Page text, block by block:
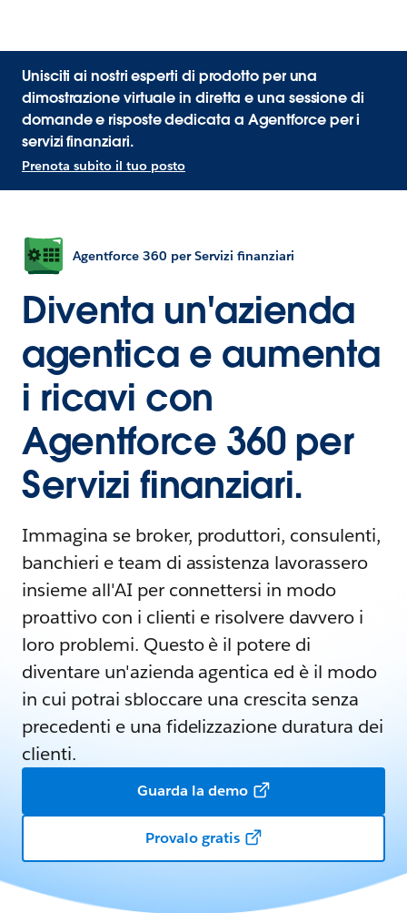
Unisciti ai nostri esperti di prodotto per una
dimostrazione virtuale in diretta e una sessione di
domande e risposte dedicata a Agentforce per i
servizi finanziari.
Prenota subito il tuo posto
Agentforce 360 per Servizi finanziari
Diventa un'azienda
agentica e aumenta
i ricavi con
Agentforce 360 per
Servizi finanziari.
Immagina se broker, produttori, consulenti,
banchieri e team di assistenza lavorassero
insieme all'AI per connettersi in modo
proattivo con i clienti e risolvere davvero i
loro problemi. Questo è il potere di
diventare un'azienda agentica ed è il modo
in cui potrai sbloccare una crescita senza
precedenti e una fidelizzazione duratura dei
clienti.
Guarda la demo
Provalo gratis